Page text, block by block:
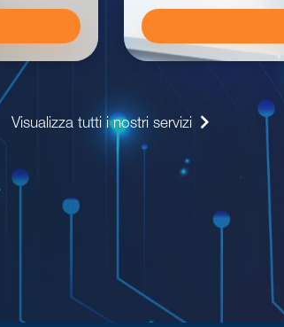
Visualizza tutti i nostri servizi